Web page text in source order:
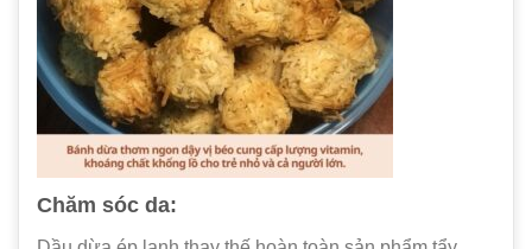
Chăm sóc da: